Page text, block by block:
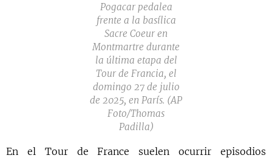
Pogacar pedalea
frente a la basílica
Sacre Coeur en
Montmartre durante
la última etapa del
Tour de Francia, el
domingo 27 de julio
de 2025, en París. (AP
Foto/Thomas
Padilla)
En el Tour de France suelen ocurrir episodios